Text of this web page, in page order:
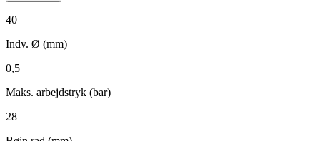
40
Indv. Ø (mm)
0,5
Maks. arbejdstryk (bar)
28